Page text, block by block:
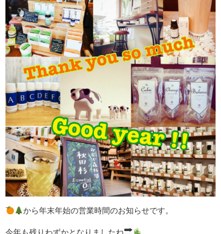
から年末年始の営業時間のお知らせです。
今年も残りわずかとなりましたね